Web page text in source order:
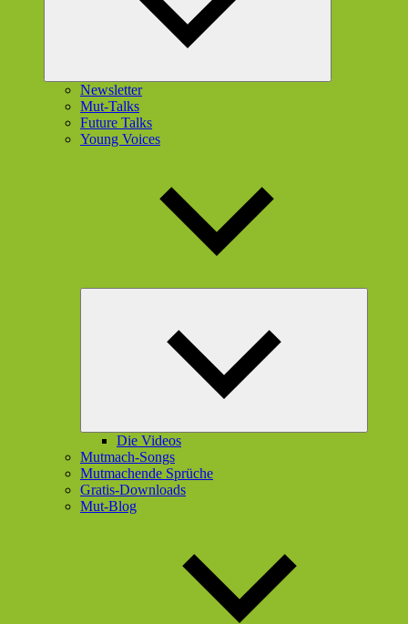
Newsletter
Mut-Talks
Future Talks
Young Voices
Die Videos
Mutmach-Songs
Mutmachende Sprüche
Gratis-Downloads
Mut-Blog